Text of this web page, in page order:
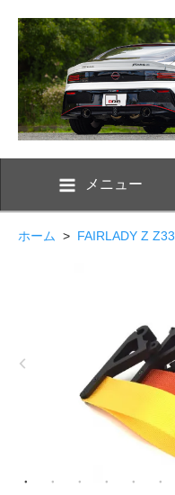
メニュー
ホーム > FAIRLADY Z Z33